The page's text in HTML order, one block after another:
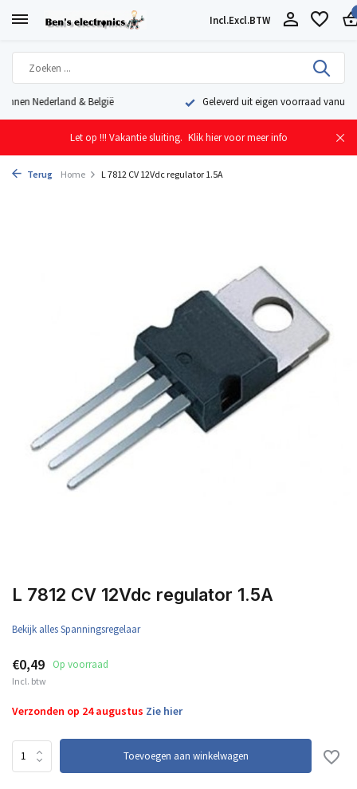
Incl.Excl.BTW
Geleverd uit eigen voorraad vanuit ons magazijn in Nederland
Let op !!! Vakantie sluiting. Klik hier voor meer info
Terug Home L 7812 CV 12Vdc regulator 1.5A
L 7812 CV 12Vdc regulator 1.5A
Bekijk alles Spanningsregelaar
€0,49 Op voorraad
Incl. btw
Verzonden op 24 augustus Zie hier
Toevoegen aan winkelwagen